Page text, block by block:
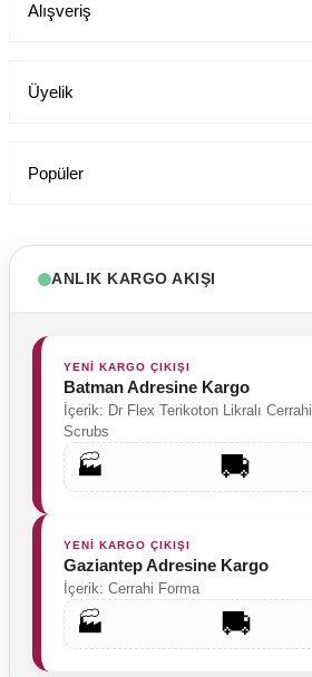
Alışveriş
Üyelik
Popüler
ANLIK KARGO AKIŞI
YENİ KARGO ÇIKIŞI
Batman Adresine Kargo
İçerik: Dr Flex Terikoton Likralı Cerrahi
Scrubs
🏭 🚚
YENİ KARGO ÇIKIŞI
Gaziantep Adresine Kargo
İçerik: Cerrahi Forma
🏭 🚚